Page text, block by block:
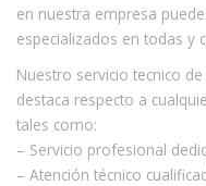
en nuestra empresa
especializados en todas y
Nuestro servicio tecnico
destaca respecto a
tales como:
– Servicio profesional
– Atención técnico